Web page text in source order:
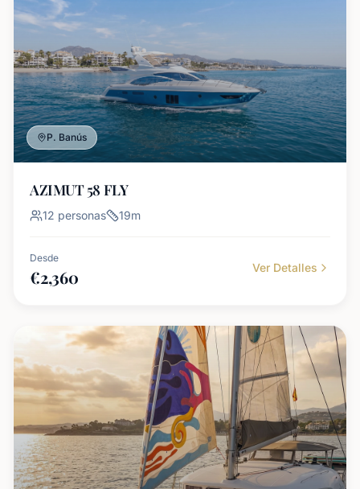
P. Banús
AZIMUT 58 FLY
12 personas 19m
Desde
€2,360 Ver Detalles